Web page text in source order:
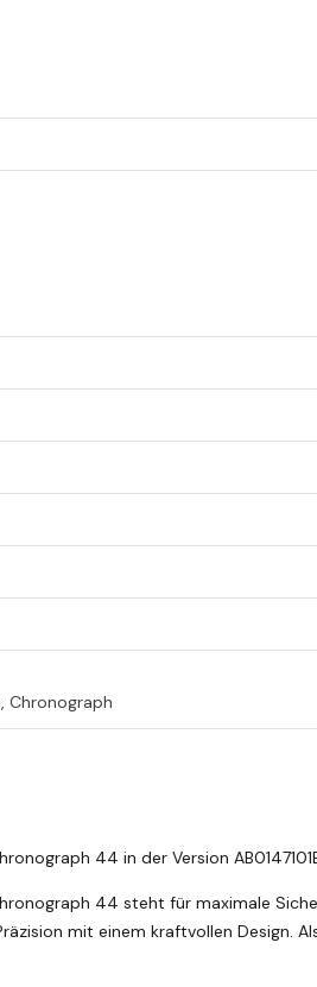
Chronograph
44 in der Version
44 steht für maximale
mit einem kraftvollen Design.